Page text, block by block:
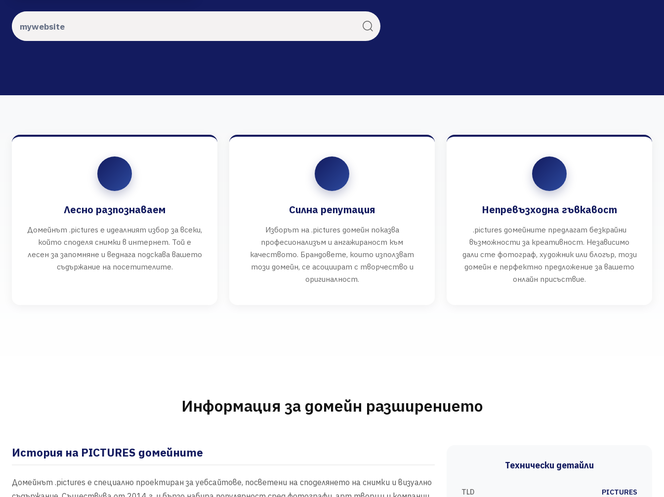
Лесно разпознаваем
Домейнът .pictures е идеалният избор за всеки,
който споделя снимки в интернет. Той е
лесен за запомняне и веднага подскава вашето
съдържание на посетителите.
Силна репутация
Изборът на .pictures домейн показва
професионализъм и ангажираност към
качеството. Брандовете, които използват
този домейн, се асоциират с творчество и
оригиналност.
Непревъзходна гъвкавост
.pictures домейните предлагат безкрайни
възможности за креативност. Независимо
дали сте фотограф, художник или блогър, този
домейн е перфектно предложение за вашето
онлайн присъствие.
Информация за домейн разширението
История на PICTURES домейните
Домейнът .pictures е специално проектиран за уебсайтове, посветени на споделянето на снимки и визуално
Технически детайли
TLD PICTURES